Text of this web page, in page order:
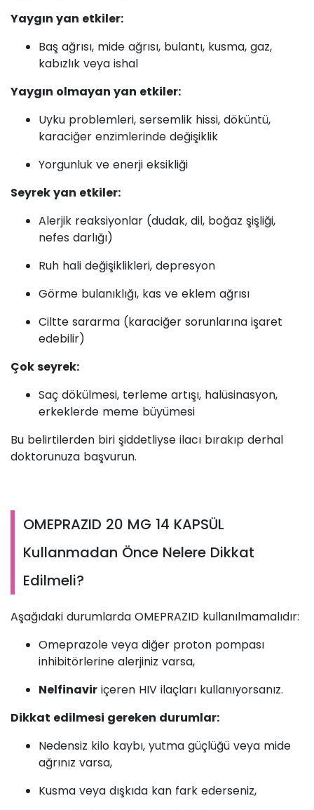
Yaygın yan etkiler:
Baş ağrısı, mide ağrısı, bulantı, kusma, gaz,
kabızlık veya ishal
Yaygın olmayan yan etkiler:
Uyku problemleri, sersemlik hissi, döküntü,
karaciğer enzimlerinde değişiklik
Yorgunluk ve enerji eksikliği
Seyrek yan etkiler:
Alerjik reaksiyonlar (dudak, dil, boğaz şişliği,
nefes darlığı)
Ruh hali değişiklikleri, depresyon
Görme bulanıklığı, kas ve eklem ağrısı
Ciltte sararma (karaciğer sorunlarına işaret
edebilir)
Çok seyrek:
Saç dökülmesi, terleme artışı, halüsinasyon,
erkeklerde meme büyümesi
Bu belirtilerden biri şiddetliyse ilacı bırakıp derhal
doktorunuza başvurun.
OMEPRAZID 20 MG 14 KAPSÜL
Kullanmadan Önce Nelere Dikkat
Edilmeli?
Aşağıdaki durumlarda OMEPRAZID kullanılmamalıdır:
Omeprazole veya diğer proton pompası
inhibitörlerine alerjiniz varsa,
Nelfinavir içeren HIV ilaçları kullanıyorsanız.
Dikkat edilmesi gereken durumlar:
Nedensiz kilo kaybı, yutma güçlüğü veya mide
ağrınız varsa,
Kusma veya dışkıda kan fark ederseniz,